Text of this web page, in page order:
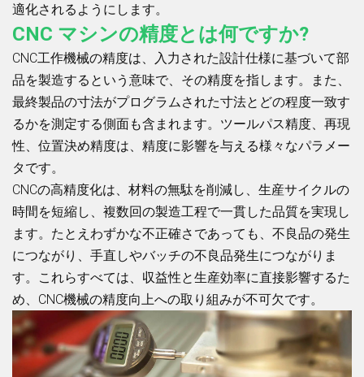
適化されるようにします。
CNC マシンの精度とは何ですか?
CNC工作機械の精度は、入力された設計仕様に基づいて部
品を製造するという意味で、その精度を指します。また、
最終製品の寸法がプログラムされた寸法とどの程度一致す
るかを測定する側面も含まれます。ツールパス精度、再現
性、位置決め精度は、精度に影響を与える様々なパラメー
タです。
CNCの高精度化は、材料の無駄を削減し、生産サイクルの
時間を短縮し、複数回の製造工程で一貫した品質を実現し
ます。たとえわずかな不正確さであっても、不良品の発生
につながり、手直しやバッチの不良品発生につながりま
す。これらすべては、収益性と生産効率に直接影響するた
め、CNC機械の精度向上への取り組みが不可欠です。